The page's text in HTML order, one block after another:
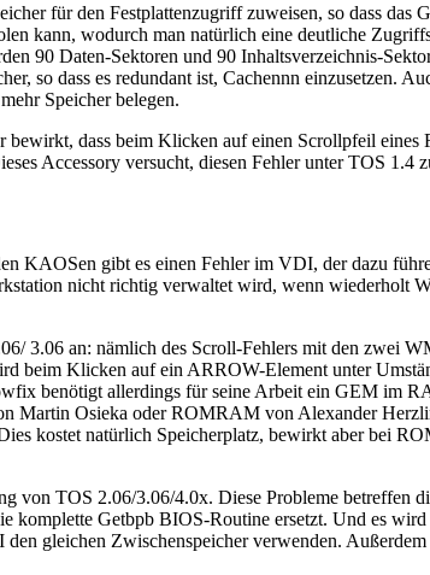
für den Festplattenzugriff zuweisen, so dass
kann, wodurch man natürlich eine deutliche
90 Daten-Sektoren und 90 Inhaltsverzeichnis-
so dass es redundant ist, Cachennn einzusetzen.
Speicher belegen.
bewirkt, dass beim Klicken auf einen Scrollpfeil
Accessory versucht, diesen Fehler unter TOS 1.4
KAOSen gibt es einen Fehler im VDI, der dazu
nicht richtig verwaltet wird, wenn wiederholt
3.06 an: nämlich des Scroll-Fehlers mit den zwei
beim Klicken auf ein ARROW-Element unter
benötigt allerdings für seine Arbeit ein GEM im
Martin Osieka oder ROMRAM von Alexander
kostet natürlich Speicherplatz, bewirkt aber bei
von TOS 2.06/3.06/4.0x. Diese Probleme betreffen
Getbpb BIOS-Routine ersetzt. Und es
gleichen Zwischenspeicher verwenden.